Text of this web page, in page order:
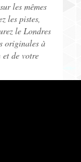
les mêmes
les pistes,
le Londres
originales à
de votre